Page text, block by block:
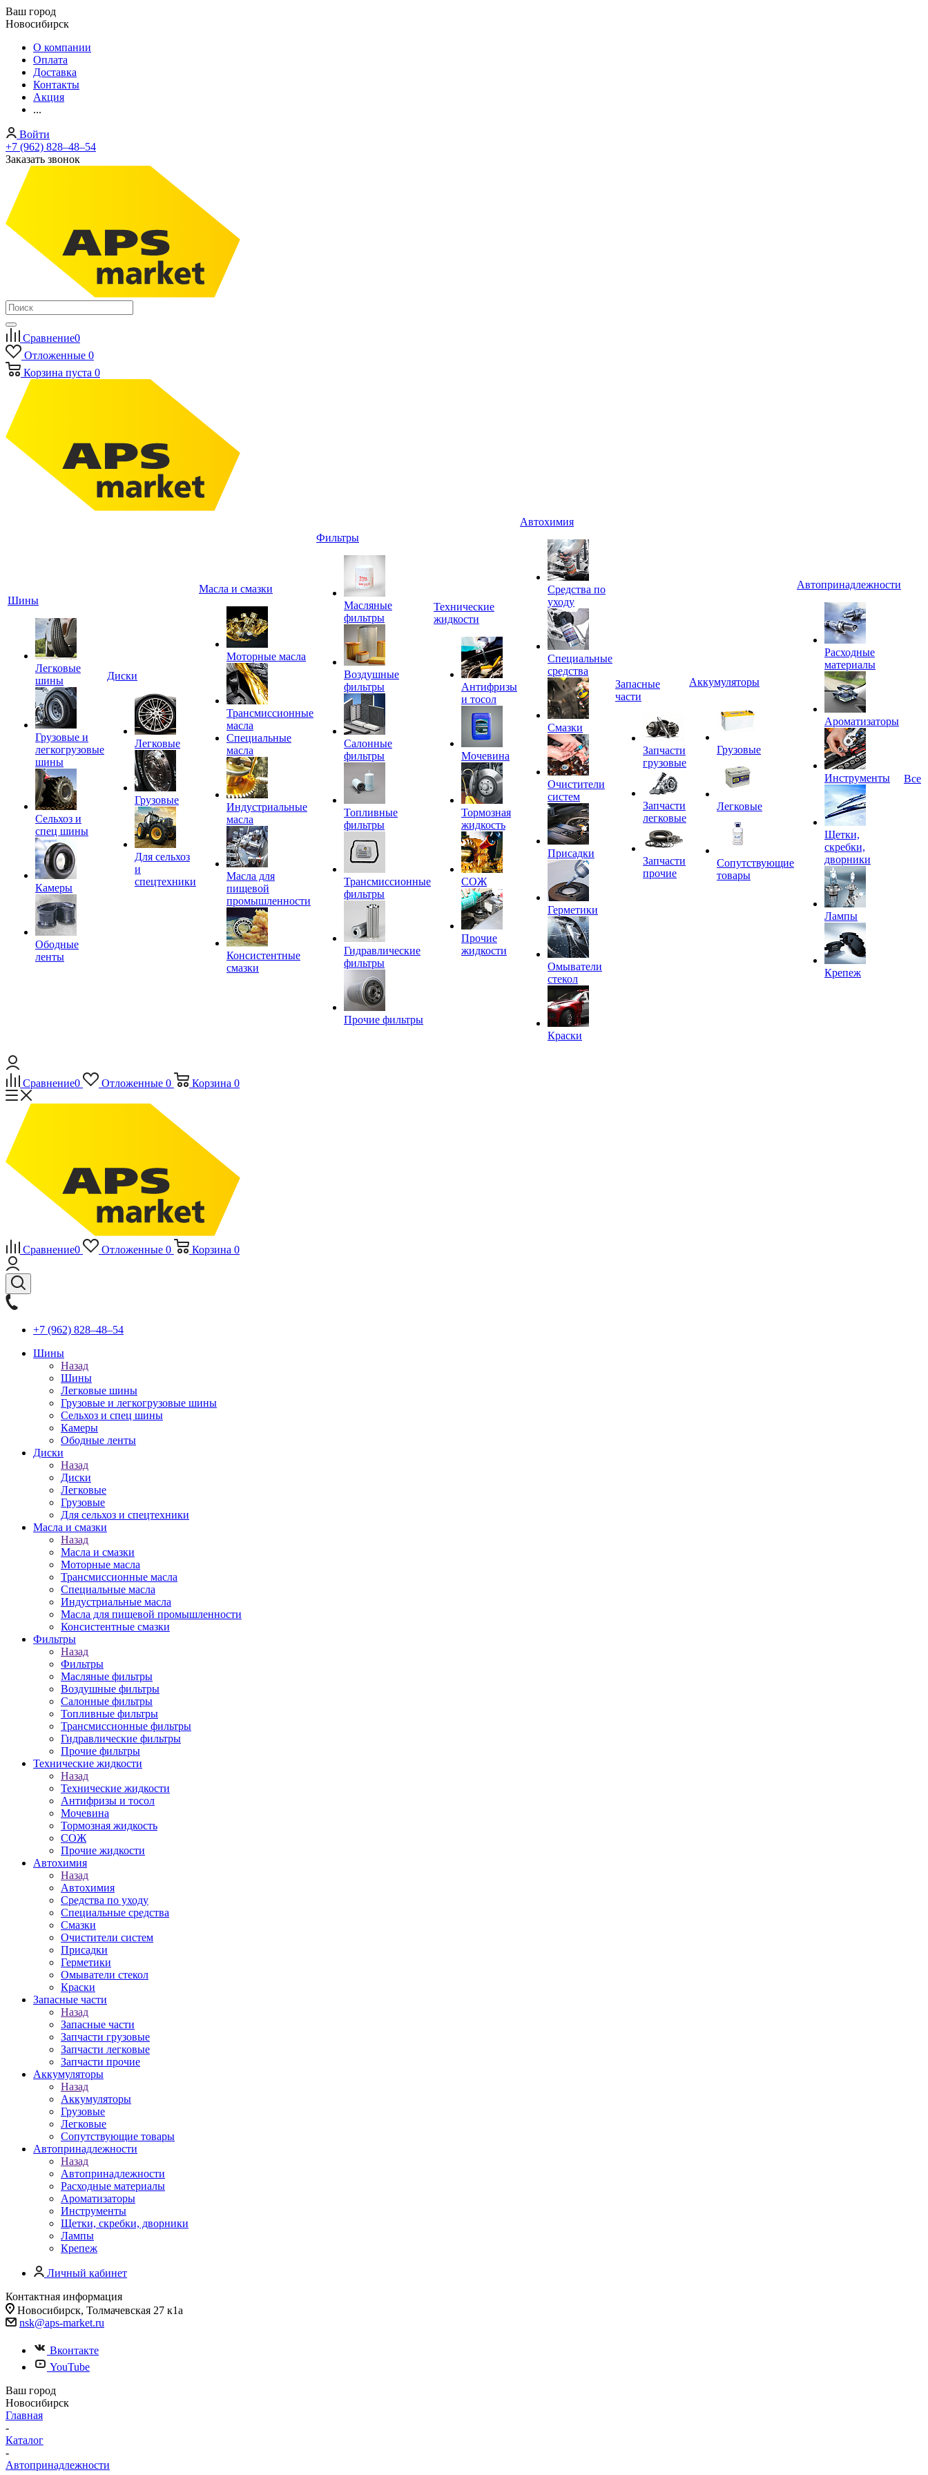
Ваш город
Новосибирск
О компании
Оплата
Доставка
Контакты
Акция
...
Войти
+7 (962) 828‒48‒54
Заказать звонок
Сравнение0
Отложенные 0
Корзина пуста 0
Шины
Легковые
шины
Грузовые и
легкогрузовые
шины
Сельхоз и
спец шины
Камеры
Ободные
ленты
Диски
Легковые
Грузовые
Для сельхоз
и
спецтехники
Масла и смазки
Моторные масла
Трансмиссионные
масла
Специальные
масла
Индустриальные
масла
Масла для
пищевой
промышленности
Консистентные
смазки
Фильтры
Масляные
фильтры
Воздушные
фильтры
Салонные
фильтры
Топливные
фильтры
Трансмиссионные
фильтры
Гидравлические
фильтры
Прочие фильтры
Технические
жидкости
Антифризы
и тосол
Мочевина
Тормозная
жидкость
СОЖ
Прочие
жидкости
Автохимия
Средства по
уходу
Специальные
средства
Смазки
Очистители
систем
Присадки
Герметики
Омыватели
стекол
Краски
Запасные
части
Запчасти
грузовые
Запчасти
легковые
Запчасти
прочие
Аккумуляторы
Грузовые
Легковые
Сопутствующие
товары
Автопринадлежности
Расходные
материалы
Ароматизаторы
Инструменты
Щетки,
скребки,
дворники
Лампы
Крепеж
Все
Сравнение0 Отложенные 0 Корзина 0
Сравнение0 Отложенные 0 Корзина 0
+7 (962) 828‒48‒54
Шины
Назад
Шины
Легковые шины
Грузовые и легкогрузовые шины
Сельхоз и спец шины
Камеры
Ободные ленты
Диски
Назад
Диски
Легковые
Грузовые
Для сельхоз и спецтехники
Масла и смазки
Назад
Масла и смазки
Моторные масла
Трансмиссионные масла
Специальные масла
Индустриальные масла
Масла для пищевой промышленности
Консистентные смазки
Фильтры
Назад
Фильтры
Масляные фильтры
Воздушные фильтры
Салонные фильтры
Топливные фильтры
Трансмиссионные фильтры
Гидравлические фильтры
Прочие фильтры
Технические жидкости
Назад
Технические жидкости
Антифризы и тосол
Мочевина
Тормозная жидкость
СОЖ
Прочие жидкости
Автохимия
Назад
Автохимия
Средства по уходу
Специальные средства
Смазки
Очистители систем
Присадки
Герметики
Омыватели стекол
Краски
Запасные части
Назад
Запасные части
Запчасти грузовые
Запчасти легковые
Запчасти прочие
Аккумуляторы
Назад
Аккумуляторы
Грузовые
Легковые
Сопутствующие товары
Автопринадлежности
Назад
Автопринадлежности
Расходные материалы
Ароматизаторы
Инструменты
Щетки, скребки, дворники
Лампы
Крепеж
Личный кабинет
Контактная информация
Новосибирск, Толмачевская 27 к1а
nsk@aps-market.ru
Вконтакте
YouTube
Ваш город
Новосибирск
Главная
-
Каталог
-
Автопринадлежности